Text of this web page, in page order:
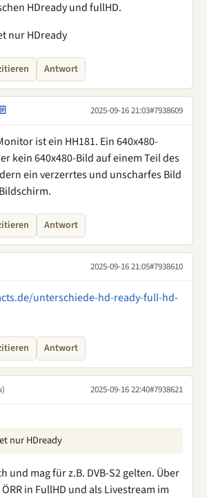
HDready und fullHD.
nur HDready
Antwort
2025-09-16 21:03#7938609
ist ein HH181. Ein 640x480-
kein 640x480-Bild auf einem Teil des
ein verzerrtes und unscharfes Bild
Antwort
2025-09-16 21:05#7938610
unterschiede-hd-ready-full-hd-
Antwort
2025-09-16 22:40#7938621
nur HDready
und mag für z.B. DVB-S2 gelten. Über
in FullHD und als Livestream im